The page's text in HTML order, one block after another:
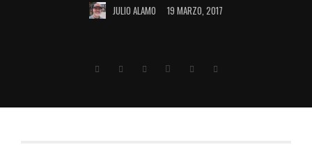
JULIO ALAMO 19 MARZO, 2017